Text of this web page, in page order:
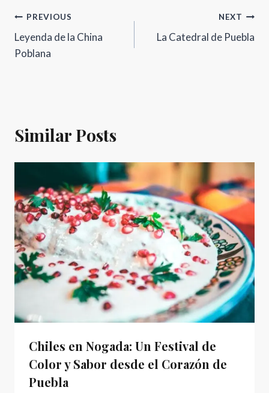
Navegación
de
PREVIOUS
Leyenda de la China
Poblana
NEXT
La Catedral de Puebla
Similar Posts
Chiles en Nogada: Un Festival de
Color y Sabor desde el Corazón de
Puebla